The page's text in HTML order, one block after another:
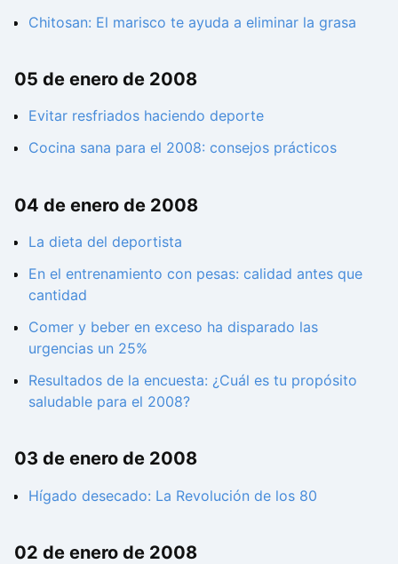
Chitosan: El marisco te ayuda a eliminar la grasa
05 de enero de 2008
Evitar resfriados haciendo deporte
Cocina sana para el 2008: consejos prácticos
04 de enero de 2008
La dieta del deportista
En el entrenamiento con pesas: calidad antes que
cantidad
Comer y beber en exceso ha disparado las
urgencias un 25%
Resultados de la encuesta: ¿Cuál es tu propósito
saludable para el 2008?
03 de enero de 2008
Hígado desecado: La Revolución de los 80
02 de enero de 2008